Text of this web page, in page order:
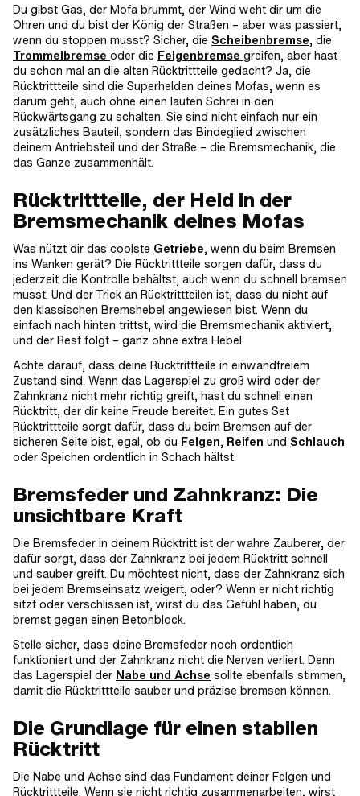
Du gibst Gas, der Mofa brummt, der Wind weht dir um die
Ohren und du bist der König der Straßen – aber was passiert,
wenn du stoppen musst? Sicher, die Scheibenbremse, die
Trommelbremse oder die Felgenbremse greifen, aber hast
du schon mal an die alten Rücktrittteile gedacht? Ja, die
Rücktrittteile sind die Superhelden deines Mofas, wenn es
darum geht, auch ohne einen lauten Schrei in den
Rückwärtsgang zu schalten. Sie sind nicht einfach nur ein
zusätzliches Bauteil, sondern das Bindeglied zwischen
deinem Antriebsteil und der Straße – die Bremsmechanik, die
das Ganze zusammenhält.
Rücktrittteile, der Held in der
Bremsmechanik deines Mofas
Was nützt dir das coolste Getriebe, wenn du beim Bremsen
ins Wanken gerät? Die Rücktrittteile sorgen dafür, dass du
jederzeit die Kontrolle behältst, auch wenn du schnell bremsen
musst. Und der Trick an Rücktrittteilen ist, dass du nicht auf
den klassischen Bremshebel angewiesen bist. Wenn du
einfach nach hinten trittst, wird die Bremsmechanik aktiviert,
und der Rest folgt – ganz ohne extra Hebel.
Achte darauf, dass deine Rücktrittteile in einwandfreiem
Zustand sind. Wenn das Lagerspiel zu groß wird oder der
Zahnkranz nicht mehr richtig greift, hast du schnell einen
Rücktritt, der dir keine Freude bereitet. Ein gutes Set
Rücktrittteile sorgt dafür, dass du beim Bremsen auf der
sicheren Seite bist, egal, ob du Felgen, Reifen und Schlauch
oder Speichen ordentlich in Schach hältst.
Bremsfeder und Zahnkranz: Die
unsichtbare Kraft
Die Bremsfeder in deinem Rücktritt ist der wahre Zauberer, der
dafür sorgt, dass der Zahnkranz bei jedem Rücktritt schnell
und sauber greift. Du möchtest nicht, dass der Zahnkranz sich
bei jedem Bremseinsatz weigert, oder? Wenn er nicht richtig
sitzt oder verschlissen ist, wirst du das Gefühl haben, du
bremst gegen einen Betonblock.
Stelle sicher, dass deine Bremsfeder noch ordentlich
funktioniert und der Zahnkranz nicht die Nerven verliert. Denn
das Lagerspiel der Nabe und Achse sollte ebenfalls stimmen,
damit die Rücktrittteile sauber und präzise bremsen können.
Die Grundlage für einen stabilen
Rücktritt
Die Nabe und Achse sind das Fundament deiner Felgen und
Rücktrittteile. Wenn sie nicht richtig zusammenarbeiten, wirst